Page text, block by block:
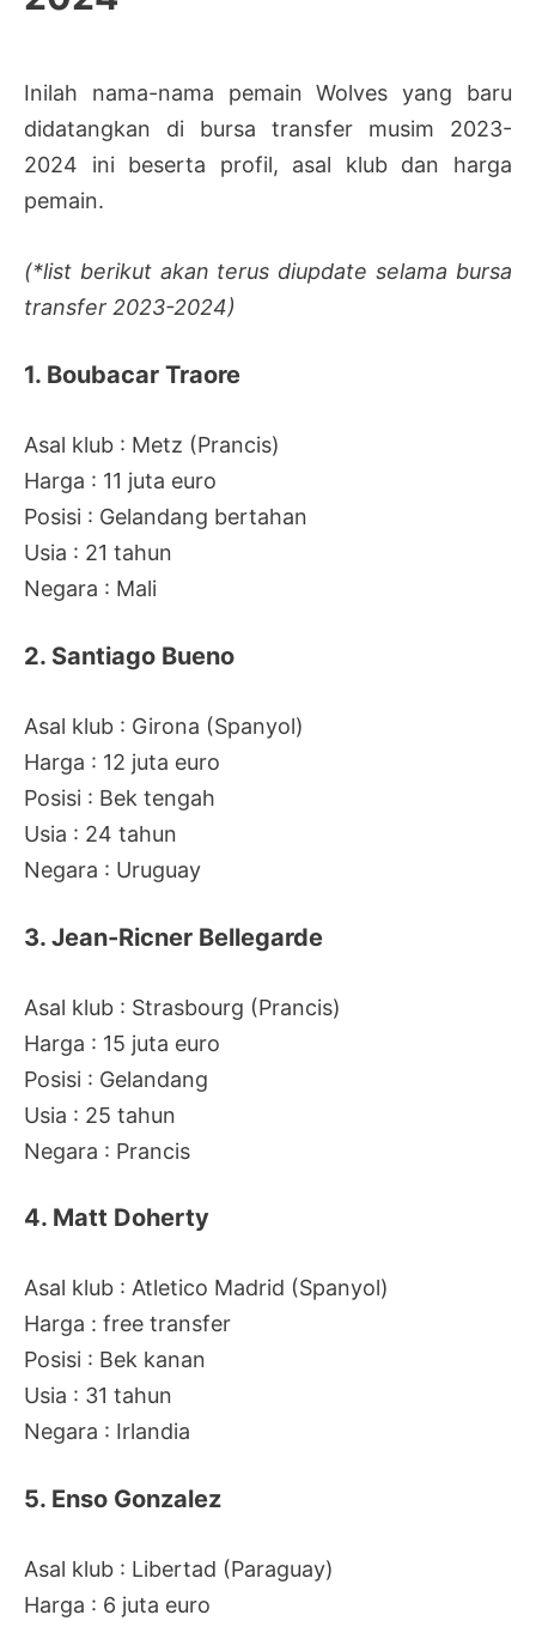
Inilah nama-nama pemain Wolves yang baru
didatangkan di bursa transfer musim 2023-
2024 ini beserta profil, asal klub dan harga
pemain.
(*list berikut akan terus diupdate selama bursa
transfer 2023-2024)
1. Boubacar Traore
Asal klub : Metz (Prancis)
Harga : 11 juta euro
Posisi : Gelandang bertahan
Usia : 21 tahun
Negara : Mali
2. Santiago Bueno
Asal klub : Girona (Spanyol)
Harga : 12 juta euro
Posisi : Bek tengah
Usia : 24 tahun
Negara : Uruguay
3. Jean-Ricner Bellegarde
Asal klub : Strasbourg (Prancis)
Harga : 15 juta euro
Posisi : Gelandang
Usia : 25 tahun
Negara : Prancis
4. Matt Doherty
Asal klub : Atletico Madrid (Spanyol)
Harga : free transfer
Posisi : Bek kanan
Usia : 31 tahun
Negara : Irlandia
5. Enso Gonzalez
Asal klub : Libertad (Paraguay)
Harga : 6 juta euro